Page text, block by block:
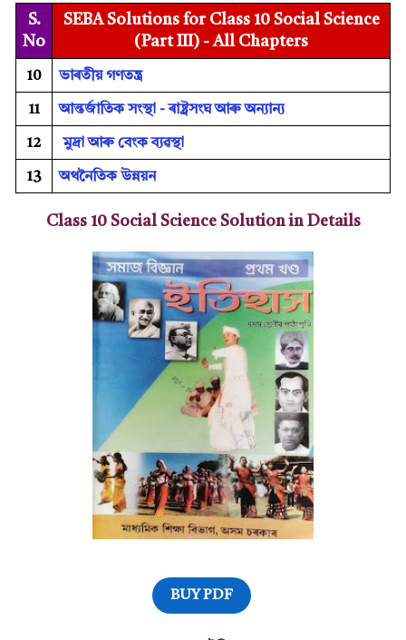
S.
No
SEBA Solutions for Class 10 Social Science
(Part III) - All Chapters
10 ভাৰতীয় গণতন্ত্ৰ
11 আন্তৰ্জাতিক সংস্থা - ৰাষ্ট্ৰসংঘ আৰু অন্য়ান্য
12 মুদ্ৰা আৰু বেংক ব্যৱস্থা
13 অথনৈতিক উন্নয়ন
Class 10 Social Science Solution in Details
BUY PDF